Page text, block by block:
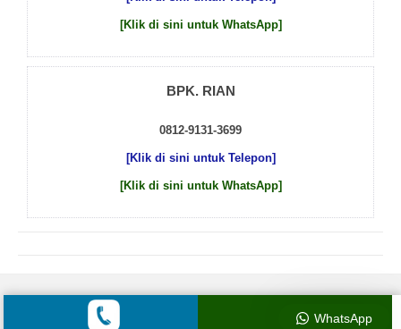
[Klik di sini untuk WhatsApp]
BPK. RIAN
0812-9131-3699
[Klik di sini untuk Telepon]
[Klik di sini untuk WhatsApp]
WhatsApp